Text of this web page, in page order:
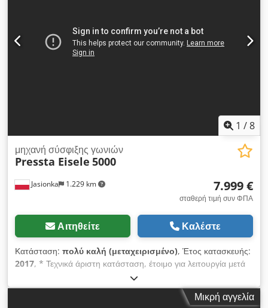
1 /8
Jasionka 1.229 km
μηχανή σύσφιξης γωνιών
Pressta Eisele 5000
7.999 €
σταθερή τιμή συν ΦΠΑ
Αιτηθείτε Καλέστε
Κατάσταση: πολύ καλή (μεταχειρισμένο), Έτος κατασκευής:
2017, * Τεχνικά άριστη κατάσταση, έτοιμο για λειτουργία μετά
από πλήρες service Dcodpjy Naz Tsfx Ahijk * Διαιρεμένα
κεφάλια πρέσας * Πνευματική κίνηση * Μέγιστο ύψος προφίλ:
160 mm * Η μονάδα επαναφοράς μπορεί να χαμηλωθεί κάτω
Μικρή αγγελία